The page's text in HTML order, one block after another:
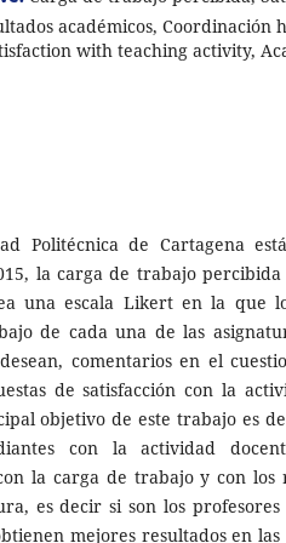
académicos, Coordinación
with teaching activity,
Politécnica de Cartagena
la carga de trabajo
una escala Likert en la que
de cada una de las
comentarios en el
de satisfacción con la
objetivo de este trabajo es
con la actividad
la carga de trabajo y con los
es decir si son los
mejores resultados en las